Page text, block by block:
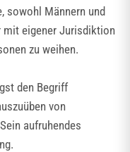
sowohl Männern und
mit eigener Jurisdiktion
zu weihen.
den Begriff
von
aufruhendes